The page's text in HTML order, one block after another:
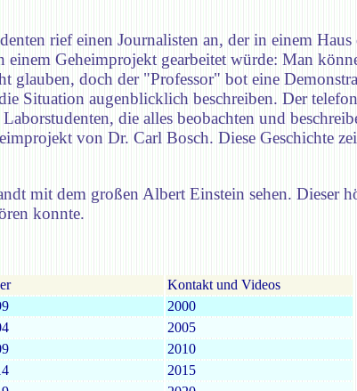
rief einen Journalisten an, der in einem Haus
einem Geheimprojekt gearbeitet würde: Man
glauben, doch der "Professor" bot eine
Situation augenblicklich beschreiben. Der
die alles beobachten und
von Dr. Carl Bosch. Diese Geschichte
mit dem großen Albert Einstein sehen. Dieser
konnte.
Kontakt und Videos
2000
2005
2010
2015